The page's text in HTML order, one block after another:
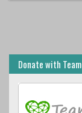
Donate with